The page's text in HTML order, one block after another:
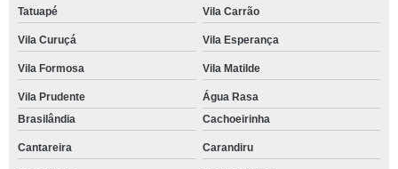
Tatuapé Vila Carrão
Vila Curuçá Vila Esperança
Vila Formosa Vila Matilde
Vila Prudente
Água Rasa
Brasilândia
Cachoeirinha
Cantareira Carandiru